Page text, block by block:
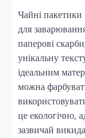
Чайні
для
паперові
унікальну
ідеальним
можна
це екологічно,
зазвичай